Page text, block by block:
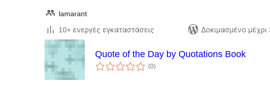
lamarant
10+ ενεργές εγκαταστάσεις
Δοκιμασμένο μέχρι
Quote of the Day by Quotations Book
(0αξιολογήσεις
σύνολο
)